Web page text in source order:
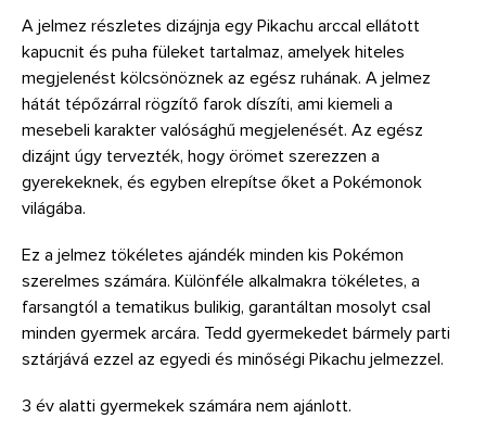
A jelmez részletes dizájnja egy Pikachu arccal ellátott
kapucnit és puha füleket tartalmaz, amelyek hiteles
megjelenést kölcsönöznek az egész ruhának. A jelmez
hátát tépőzárral rögzítő farok díszíti, ami kiemeli a
mesebeli karakter valósághű megjelenését. Az egész
dizájnt úgy tervezték, hogy örömet szerezzen a
gyerekeknek, és egyben elrepítse őket a Pokémonok
világába.
Ez a jelmez tökéletes ajándék minden kis Pokémon
szerelmes számára. Különféle alkalmakra tökéletes, a
farsangtól a tematikus bulikig, garantáltan mosolyt csal
minden gyermek arcára. Tedd gyermekedet bármely parti
sztárjává ezzel az egyedi és minőségi Pikachu jelmezzel.
3 év alatti gyermekek számára nem ajánlott.